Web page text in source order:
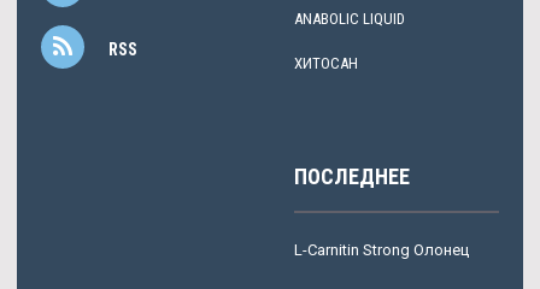
RSS
ANABOLIC LIQUID
ХИТОСАН
ПОСЛЕДНЕЕ
L-Carnitin Strong Олонец